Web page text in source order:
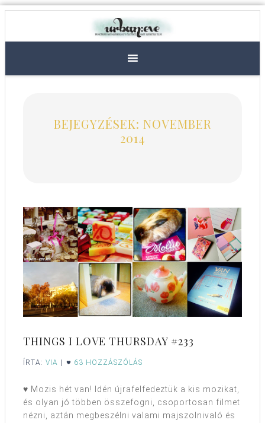
BEJEGYZÉSEK: NOVEMBER
2014
THINGS I LOVE THURSDAY #233
ÍRTA: VIA 63 HOZZÁSZÓLÁS
♥ Mozis hét van! Idén újrafelfedeztük a kis mozikat,
és olyan jó többen összefogni, csoportosan filmet
nézni, aztán megbeszélni valami majszolnivaló és